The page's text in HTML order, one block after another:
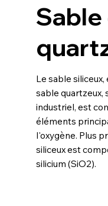
Sable
Le sable
sable quartzeux,
industriel, est
éléments
l'oxygène. Plus
siliceux est
silicium (SiO2).